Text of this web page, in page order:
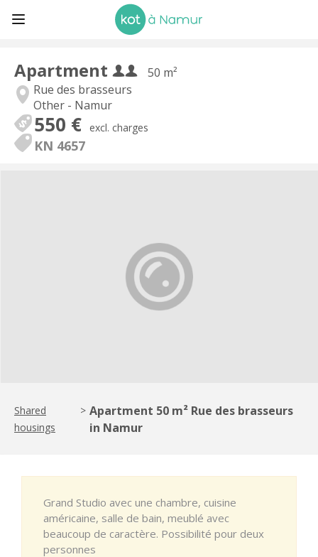
Apartment
50 m²
Rue des brasseurs
Other - Namur
550 € excl. charges
KN 4657
Shared
housings
> Apartment 50 m² Rue des brasseurs
in Namur
Grand Studio avec une chambre, cuisine
américaine, salle de bain, meublé avec
beaucoup de caractère. Possibilité pour deux
personnes